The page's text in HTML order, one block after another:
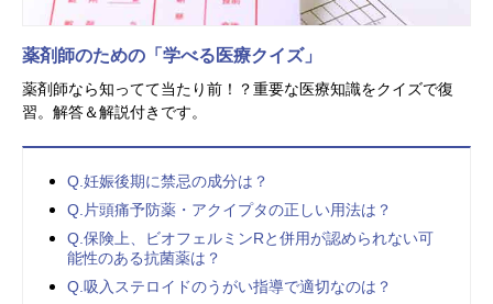
薬剤師のための「学べる医療クイズ」
薬剤師なら知ってて当たり前！？重要な医療知識をクイズで復
習。解答＆解説付きです。
Q.妊娠後期に禁忌の成分は？
Q.片頭痛予防薬・アクイプタの正しい用法は？
Q.保険上、ビオフェルミンRと併用が認められない可
能性のある抗菌薬は？
Q.吸入ステロイドのうがい指導で適切なのは？